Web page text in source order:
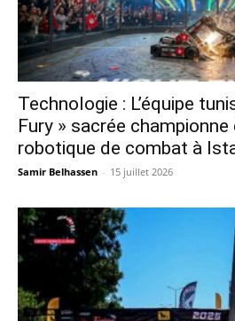
Technologie : L’équipe
Fury » sacrée
robotique de combat à
Samir Belhassen - 15 juillet 2026